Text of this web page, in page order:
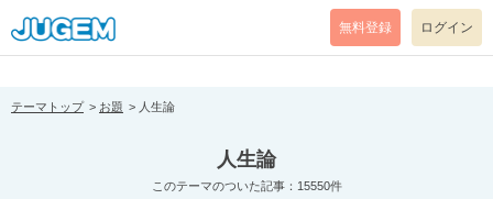
[pear_error: message="Success" code=0 mode=return level=notice
prefix="" info=""]
無料登録 ログイン
テーマトップ お題 人生論
人生論
このテーマのついた記事：15550件